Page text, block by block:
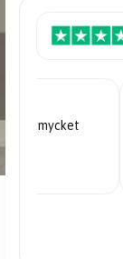
är mycket